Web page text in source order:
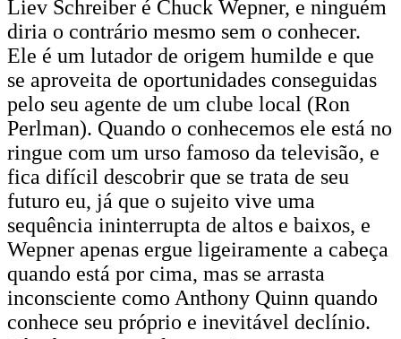
Liev Schreiber é Chuck Wepner, e ninguém
diria o contrário mesmo sem o conhecer.
Ele é um lutador de origem humilde e que
se aproveita de oportunidades conseguidas
pelo seu agente de um clube local (Ron
Perlman). Quando o conhecemos ele está no
ringue com um urso famoso da televisão, e
fica difícil descobrir que se trata de seu
futuro eu, já que o sujeito vive uma
sequência ininterrupta de altos e baixos, e
Wepner apenas ergue ligeiramente a cabeça
quando está por cima, mas se arrasta
inconsciente como Anthony Quinn quando
conhece seu próprio e inevitável declínio.